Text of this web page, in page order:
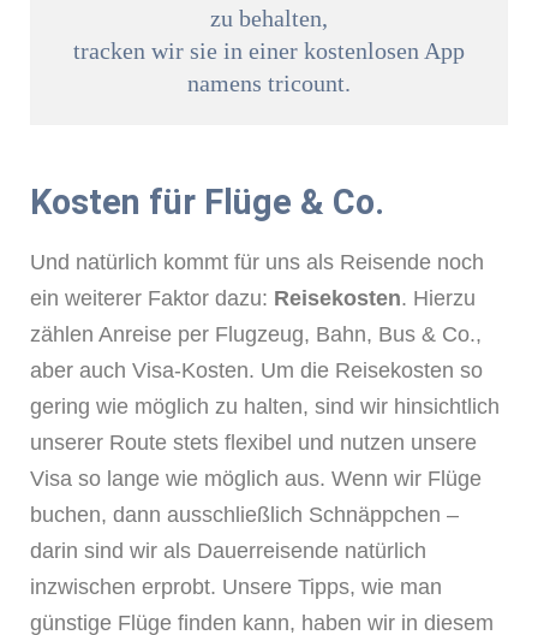
zu behalten,
tracken wir sie in einer kostenlosen App
namens tricount.
Kosten für Flüge & Co.
Und natürlich kommt für uns als Reisende noch
ein weiterer Faktor dazu: Reisekosten. Hierzu
zählen Anreise per Flugzeug, Bahn, Bus & Co.,
aber auch Visa-Kosten. Um die Reisekosten so
gering wie möglich zu halten, sind wir hinsichtlich
unserer Route stets flexibel und nutzen unsere
Visa so lange wie möglich aus. Wenn wir Flüge
buchen, dann ausschließlich Schnäppchen –
darin sind wir als Dauerreisende natürlich
inzwischen erprobt. Unsere Tipps, wie man
günstige Flüge finden kann, haben wir in diesem